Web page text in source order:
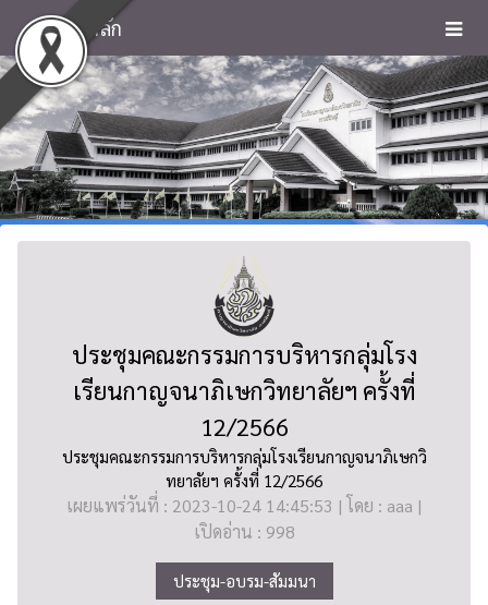
หน้าหลัก
ประชุมคณะกรรมการบริหารกลุ่มโรง
เรียนกาญจนาภิเษกวิทยาลัยฯ ครั้งที่
12/2566
ประชุมคณะกรรมการบริหารกลุ่มโรงเรียนกาญจนาภิเษกวิ
ทยาลัยฯ ครั้งที่ 12/2566
เผยแพร่วันที่ : 2023-10-24 14:45:53 | โดย : aaa |
เปิดอ่าน : 998
ประชุม-อบรม-สัมมนา